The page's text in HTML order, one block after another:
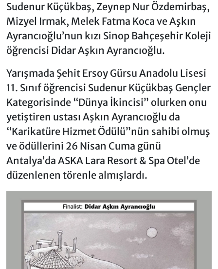
Sudenur Küçükbaş, Zeynep Nur Özdemirbaş,
Mizyel Irmak, Melek Fatma Koca ve Aşkın
Ayrancıoğlu’nun kızı Sinop Bahçeşehir Koleji
öğrencisi Didar Aşkın Ayrancıoğlu.
Yarışmada Şehit Ersoy Gürsu Anadolu Lisesi
11. Sınıf öğrencisi Sudenur Küçükbaş Gençler
Kategorisinde “Dünya İkincisi” olurken onu
yetiştiren ustası Aşkın Ayrancıoğlu da
“Karikatüre Hizmet Ödülü”nün sahibi olmuş
ve ödüllerini 26 Nisan Cuma günü
Antalya’da ASKA Lara Resort & Spa Otel’de
düzenlenen törenle almışlardı.